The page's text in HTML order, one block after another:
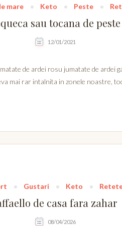
mare Keto Peste
sau tocana de peste
12/01/2021
de ardei rosu jumatate de ardei
mai rar intalnita in zonele noastre,
Gustari Keto
de casa fara zahar
08/04/2026